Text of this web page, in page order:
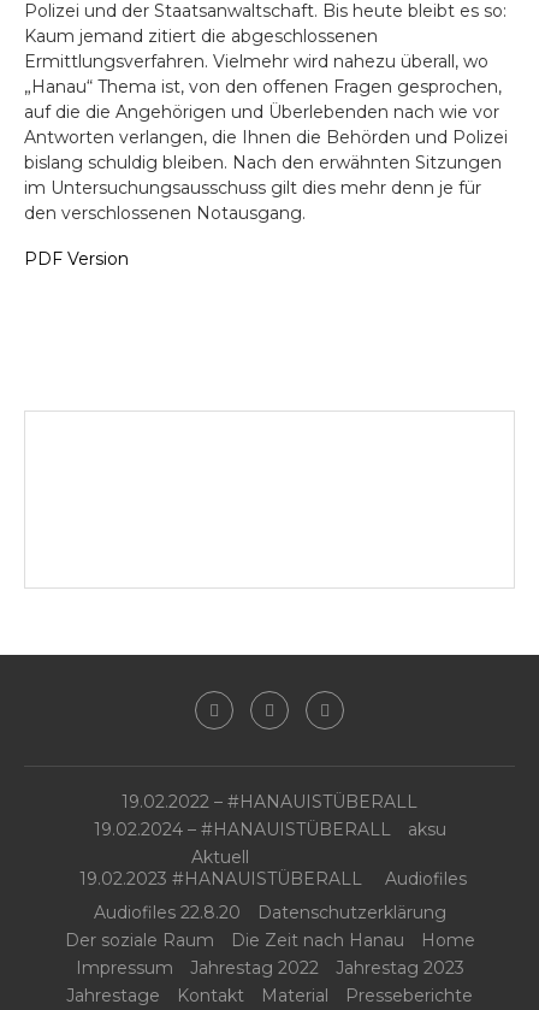
Polizei und der Staatsanwaltschaft. Bis heute bleibt es so:
Kaum jemand zitiert die abgeschlossenen
Ermittlungsverfahren. Vielmehr wird nahezu überall, wo
„Hanau“ Thema ist, von den offenen Fragen gesprochen,
auf die die Angehörigen und Überlebenden nach wie vor
Antworten verlangen, die Ihnen die Behörden und Polizei
bislang schuldig bleiben. Nach den erwähnten Sitzungen
im Untersuchungsausschuss gilt dies mehr denn je für
den verschlossenen Notausgang.
PDF Version
19.02.2022 – #HANAUISTÜBERALL
19.02.2024 – #HANAUISTÜBERALL
aksu
Aktuell
19.02.2023 #HANAUISTÜBERALL
Audiofiles
Audiofiles 22.8.20
Datenschutzerklärung
Der soziale Raum
Die Zeit nach Hanau
Home
Impressum
Jahrestag 2022
Jahrestag 2023
Jahrestage
Kontakt Material Presseberichte